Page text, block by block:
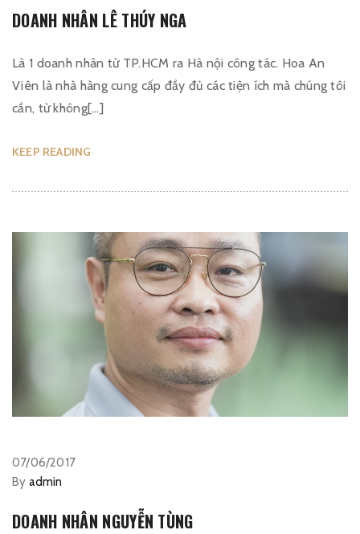
DOANH NHÂN LÊ THÚY NGA
Là 1 doanh nhân từ TP.HCM ra Hà nội công tác. Hoa An
Viên là nhà hàng cung cấp đầy đủ các tiện ích mà chúng tôi
cần, từ không[…]
KEEP READING
07/06/2017
By admin
DOANH NHÂN NGUYỄN TÙNG